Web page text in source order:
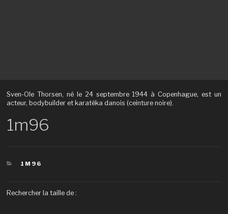
Sven-Ole Thorsen, né le 24 septembre 1944 à Copenhague, est un
acteur, bodybuilder et karatéka danois (ceinture noire).
1m96
CATÉGORIES
1M96
Rechercher la taille de :